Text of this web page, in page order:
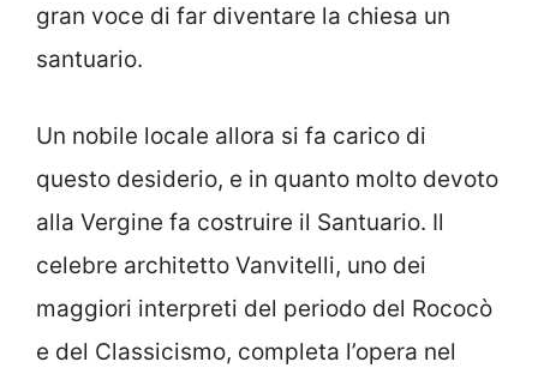
gran voce di far diventare la chiesa un
santuario.
Un nobile locale allora si fa carico di
questo desiderio, e in quanto molto devoto
alla Vergine fa costruire il Santuario. Il
celebre architetto Vanvitelli, uno dei
maggiori interpreti del periodo del Rococò
e del Classicismo, completa l’opera nel